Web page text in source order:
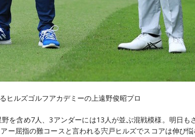
ヒルズゴルフアカデミーの上遠野俊昭プロ
を含め7人、3アンダーには13人が並ぶ混戦模様。明日も
ー屈指の難コースと言われる宍戸ヒルズでスコアは伸び